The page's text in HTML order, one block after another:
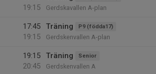
19:15
Gerdskavallen A-plan
17:45
19:15
Träning P9 (födda17)
Gerdskenvallen A-plan
19:15
20:45
Träning Senior
Gerdskenvallen A